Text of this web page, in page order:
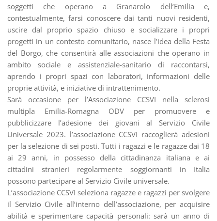
soggetti che operano a Granarolo dell’Emilia e,
contestualmente, farsi conoscere dai tanti nuovi residenti,
uscire dal proprio spazio chiuso e socializzare i propri
progetti in un contesto comunitario, nasce l’idea della Festa
del Borgo, che consentirà alle associazioni che operano in
ambito sociale e assistenziale-sanitario di raccontarsi,
aprendo i propri spazi con laboratori, informazioni delle
proprie attività, e iniziative di intrattenimento.
Sarà occasione per l’Associazione CCSVI nella sclerosi
multipla Emilia-Romagna ODV per promuovere e
pubblicizzare l’adesione dei giovani al Servizio Civile
Universale 2023. l’associazione CCSVI raccoglierà adesioni
per la selezione di sei posti. Tutti i ragazzi e le ragazze dai 18
ai 29 anni, in possesso della cittadinanza italiana e ai
cittadini stranieri regolarmente soggiornanti in Italia
possono partecipare al Servizio Civile universale.
L’associazione CCSVI seleziona ragazze e ragazzi per svolgere
il Servizio Civile all’interno dell’associazione, per acquisire
abilità e sperimentare capacità personali: sarà un anno di